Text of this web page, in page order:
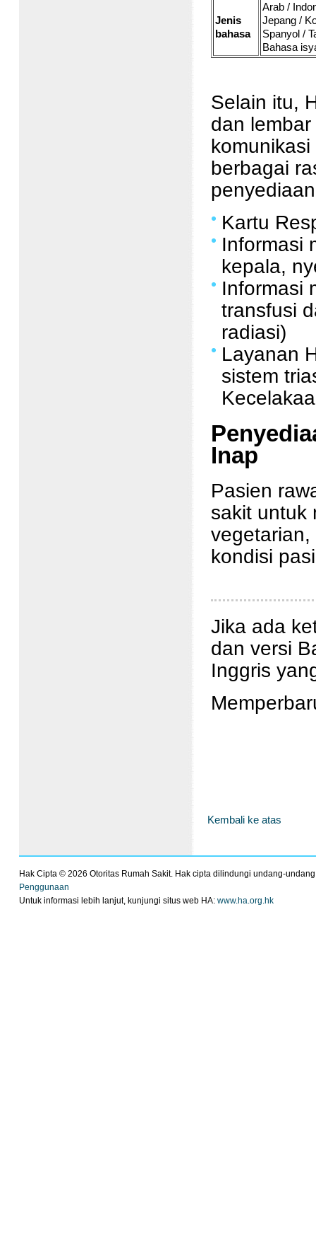
Jenis
bahasa
Arab /
Jepang /
Spanyol /
Bahasa
Selain itu,
dan
berbagai
Kartu
Informasi
kepala,
Informasi
transfusi
radiasi)
Layanan
sistem
Inap
Pasien
sakit untuk
kondisi
Jika ada
dan versi
Inggris
Kembali ke atas
Hak Cipta © 2026 Otoritas Rumah Sakit. Hak cipta dilindungi undang-
Penggunaan
Untuk informasi lebih lanjut, kunjungi situs web HA: www.ha.org.hk